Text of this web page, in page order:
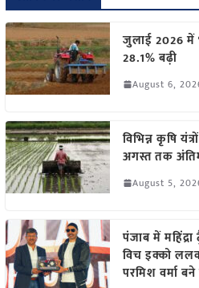
जुलाई 2026 में
28.1% बढ़ी
August 6,
विभिन्न कृषि
अगस्त तक
August 5,
पंजाब में महिंद्रा
विच इक्को
परमिश वर्मा